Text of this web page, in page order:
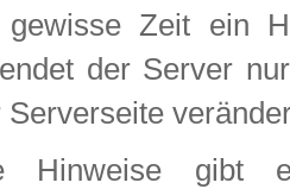
Zeit ein
der Server
Hinweise